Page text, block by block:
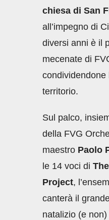
chiesa di San
all’impegno di
diversi anni è il
mecenate di
condividendone
territorio.
Sul palco,
della FVG
maestro Paolo
le 14 voci di
Project,
canterà il
natalizio (e non)